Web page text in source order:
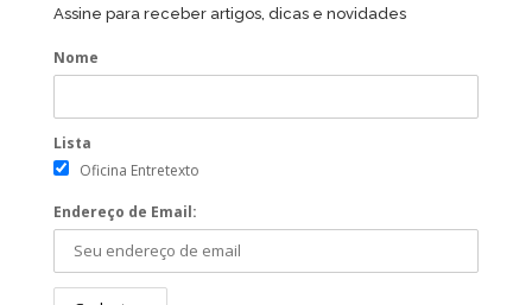
Assine para receber artigos, dicas e novidades
Nome
Lista
Oficina Entretexto
Endereço de Email: